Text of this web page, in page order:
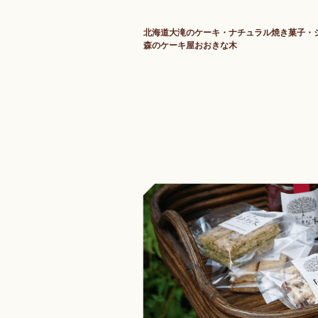
北海道大滝のケーキ・ナチュラル焼き菓子・
森のケーキ屋おおきな木